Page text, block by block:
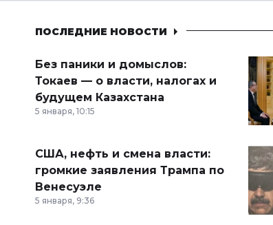
ПОСЛЕДНИЕ НОВОСТИ
Без паники и домыслов:
Токаев — о власти, налогах и
будущем Казахстана
5 января, 10:15
США, нефть и смена власти:
громкие заявления Трампа по
Венесуэле
5 января, 9:36